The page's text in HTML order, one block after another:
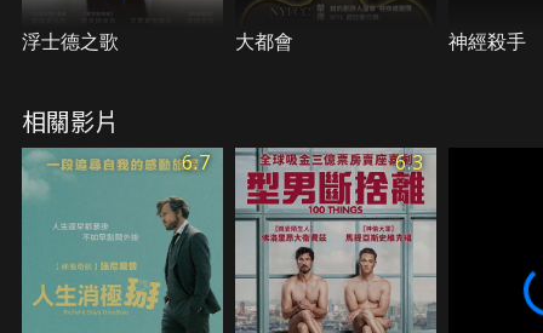
浮士德之歌 大都會 神經殺手
相關影片
6.7 6.3